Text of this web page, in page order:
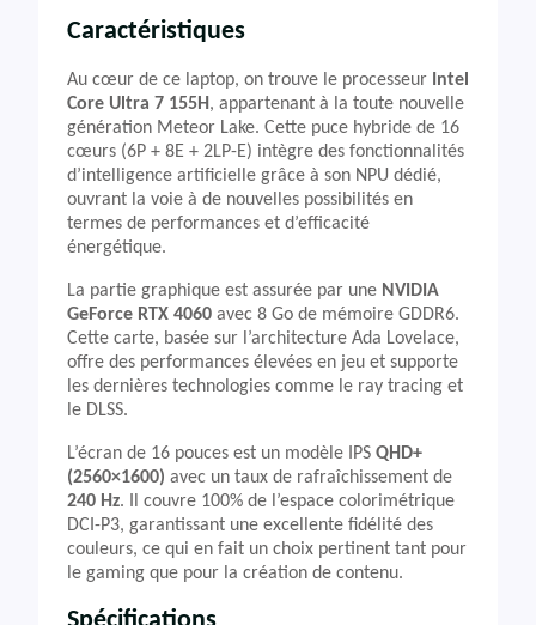
Caractéristiques
Au cœur de ce laptop, on trouve le processeur Intel
Core Ultra 7 155H , appartenant à la toute nouvelle
génération Meteor Lake. Cette puce hybride de 16
cœurs (6P + 8E + 2LP-E) intègre des fonctionnalités
d’intelligence artificielle grâce à son NPU dédié,
ouvrant la voie à de nouvelles possibilités en
termes de performances et d’efficacité
énergétique.
La partie graphique est assurée par une NVIDIA
GeForce RTX 4060 avec 8 Go de mémoire GDDR6.
Cette carte, basée sur l’architecture Ada Lovelace,
offre des performances élevées en jeu et supporte
les dernières technologies comme le ray tracing et
le DLSS.
L’écran de 16 pouces est un modèle IPS QHD+
(2560×1600) avec un taux de rafraîchissement de
240 Hz. Il couvre 100% de l’espace colorimétrique
DCI-P3, garantissant une excellente fidélité des
couleurs, ce qui en fait un choix pertinent tant pour
le gaming que pour la création de contenu.